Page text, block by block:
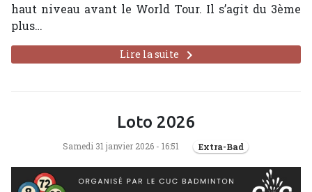
haut niveau avant le World Tour. Il s’agit du 3ème
plus…
Lire la suite keyboard_arrow_right
Loto 2026
Samedi 31 janvier 2026 - 16:51 Extra-Bad